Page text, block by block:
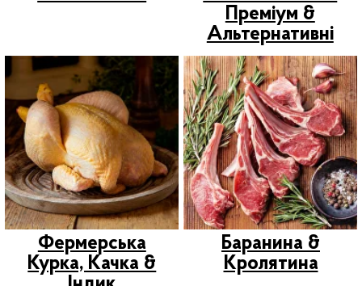
Шашлики, Реберця
& Маринад
Ресторанам &
ОПТ
Ласощі Для Домашніх
Улюбленців